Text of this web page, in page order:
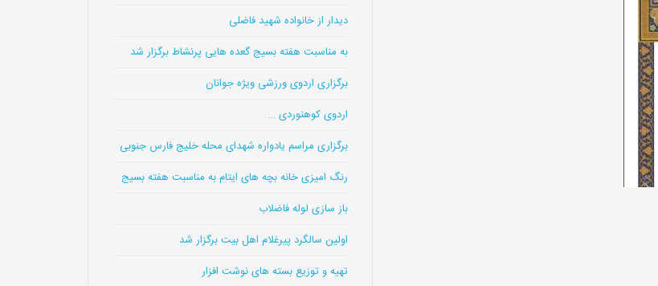
دیدار از خانواده شهید فاضلی
به مناسبت هفته بسیج گعده هایی پرنشاط برگزار شد
برگزاری اردوی ورزشی ویژه جوانان
اردوی کوهنوردی …
برگزاری مراسم یادواره شهدای محله خلیج فارس جنوبی
رنگ امیزی خانه بچه های ایتام به مناسبت هفته بسیج
باز سازی لوله فاضلاب
اولین سالگرد پیرغلام اهل بیت برگزار شد
تهیه و توزیع بسته های نوشت افزار